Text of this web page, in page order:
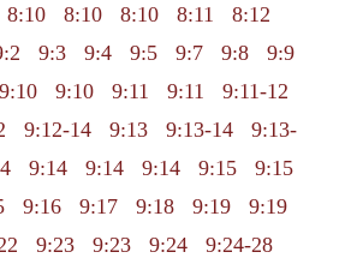
8:10 8:10 8:10 8:11
8:12
9:3 9:4 9:5 9:7 9:8
9:9
9:10 9:10 9:11 9:11
9:11-12
9:12-14 9:13 9:13-14
9:13-
9:14 9:14 9:14 9:15
9:15
9:16 9:17 9:18 9:19
9:19
9:23 9:23 9:24
9:24-28